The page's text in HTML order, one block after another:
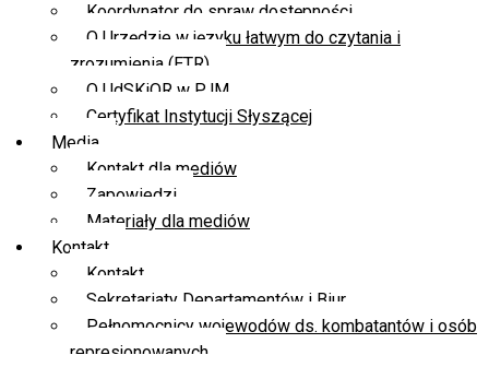
Koordynator do spraw dostępności
O Urzędzie w języku łatwym do czytania i
zrozumienia (ETR)
O UdSKiOR w PJM
Certyfikat Instytucji Słyszącej
Media
Kontakt dla mediów
Zapowiedzi
Materiały dla mediów
Kontakt
Kontakt
Sekretariaty Departamentów i Biur
Pełnomocnicy wojewodów ds. kombatantów i osób
represjonowanych